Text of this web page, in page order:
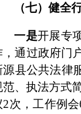
（七）健全
一是开展专
，通过政府门
源县公共法律
范、执法方式
2次，工作例会